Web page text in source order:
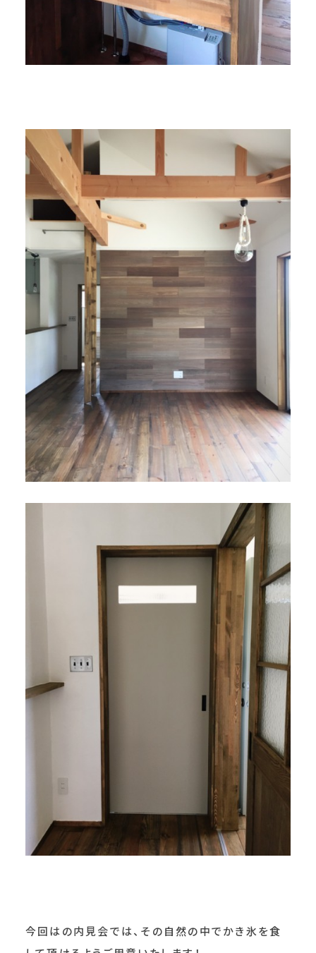
今回はの内見会では、その自然の中でかき氷を食